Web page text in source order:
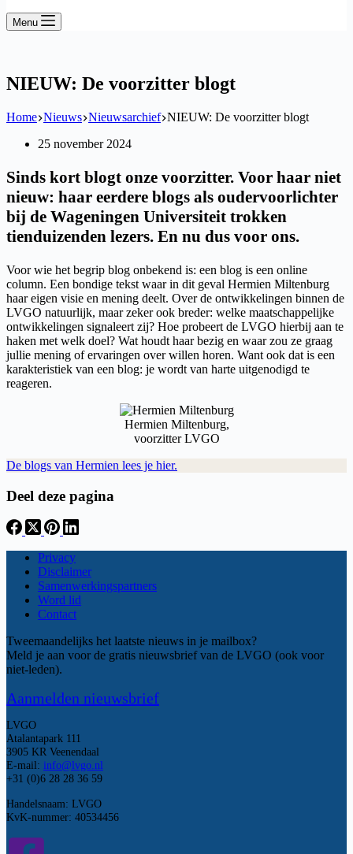
Menu
NIEUW: De voorzitter blogt
Home Nieuws Nieuwsarchief NIEUW: De voorzitter blogt
25 november 2024
Sinds kort blogt onze voorzitter. Voor haar niet
nieuw: haar eerdere blogs als oudervoorlichter
bij de Wageningen Universiteit trokken
tienduizenden lezers. En nu dus voor ons.
Voor wie het begrip blog onbekend is: een blog is een online
column. Een bondige tekst waar in dit geval Hermien Miltenburg
haar eigen visie en mening deelt. Over de ontwikkelingen binnen de
LVGO natuurlijk, maar zeker ook breder: welke maatschappelijke
ontwikkelingen signaleert zij? Hoe probeert de LVGO hierbij aan te
haken met welk doel? Wat houdt haar bezig en waar zou ze graag
jullie mening of ervaringen over willen horen. Want ook dat is een
karakteristiek van een blog: je wordt van harte uitgenodigd te
reageren.
Hermien Miltenburg,
voorzitter LVGO
De blogs van Hermien lees je hier.
Deel deze pagina
Privacy
Disclaimer
Samenwerkingspartners
Word lid
Contact
Tweemaandelijks het laatste nieuws in je mailbox?
Meld je aan voor de gratis nieuwsbrief van de LVGO (ook voor
niet-leden).
Aanmelden nieuwsbrief
LVGO
Atalantapark 111
3905 KR Veenendaal
E-mail: info@lvgo.nl
+31 (0)6 28 28 36 59
Handelsnaam: LVGO
KvK-nummer: 40534456